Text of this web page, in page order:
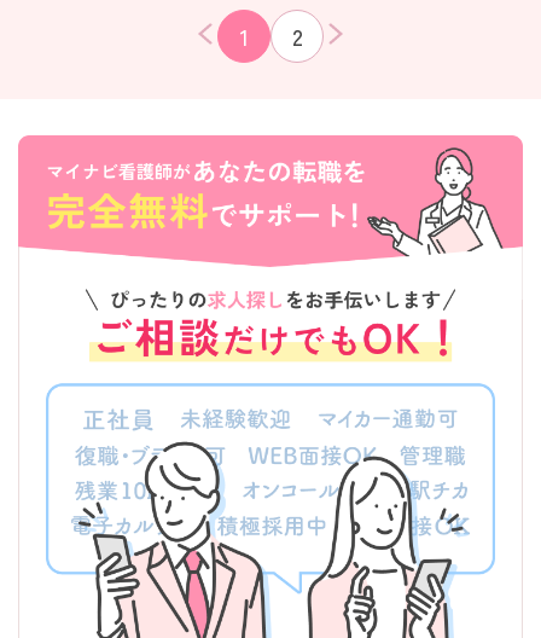
該当件数
条件を
クリア
検索する
1 2